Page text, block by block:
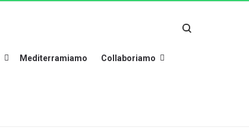
Mediterramiamo Collaboriamo